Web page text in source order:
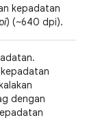
kepadatan
) (~640 dpi).
dengan